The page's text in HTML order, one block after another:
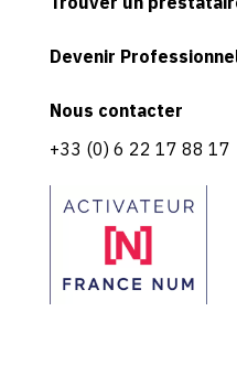
Devenir
Nous contacter
+33 (0) 6 22 17 88 17